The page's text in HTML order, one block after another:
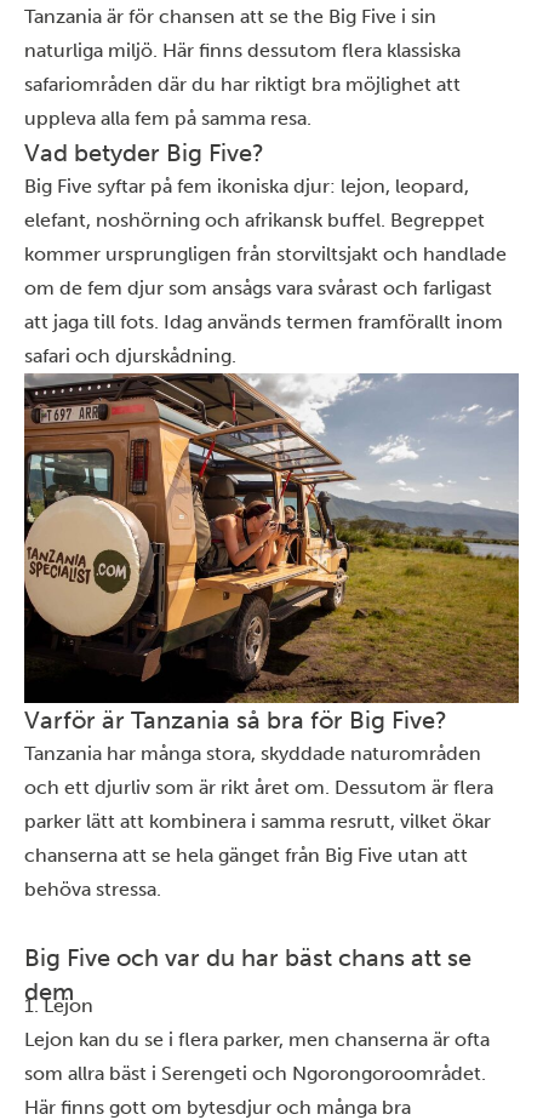
Tanzania är för chansen att se the Big Five i sin
naturliga miljö. Här finns dessutom flera klassiska
safariområden där du har riktigt bra möjlighet att
uppleva alla fem på samma resa.
Vad betyder Big Five?
Big Five syftar på fem ikoniska djur: lejon, leopard,
elefant, noshörning och afrikansk buffel. Begreppet
kommer ursprungligen från storviltsjakt och handlade
om de fem djur som ansågs vara svårast och farligast
att jaga till fots. Idag används termen framförallt inom
safari och djurskådning.
Varför är Tanzania så bra för Big Five?
Tanzania har många stora, skyddade naturområden
och ett djurliv som är rikt året om. Dessutom är flera
parker lätt att kombinera i samma resrutt, vilket ökar
chanserna att se hela gänget från Big Five utan att
behöva stressa.
Big Five och var du har bäst chans att se
dem
1. Lejon
Lejon kan du se i flera parker, men chanserna är ofta
som allra bäst i Serengeti och Ngorongoroområdet.
Här finns gott om bytesdjur och många bra